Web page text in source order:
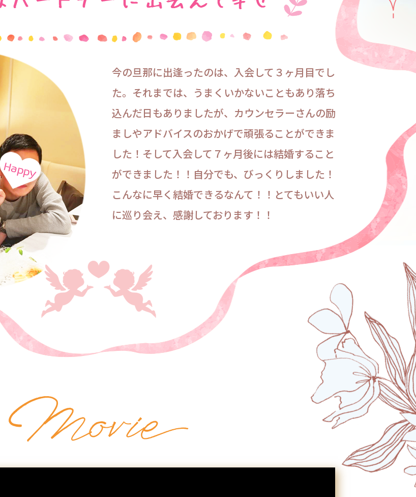
今の旦那に出逢ったのは、入会して３ヶ月目でし
た。それまでは、うまくいかないこともあり落ち
込んだ日もありましたが、カウンセラーさんの励
ましやアドバイスのおかげで頑張ることができま
した！そして入会して７ヶ月後には結婚すること
ができました！！自分でも、びっくりしました！
こんなに早く結婚できるなんて！！とてもいい人
に巡り会え、感謝しております！！